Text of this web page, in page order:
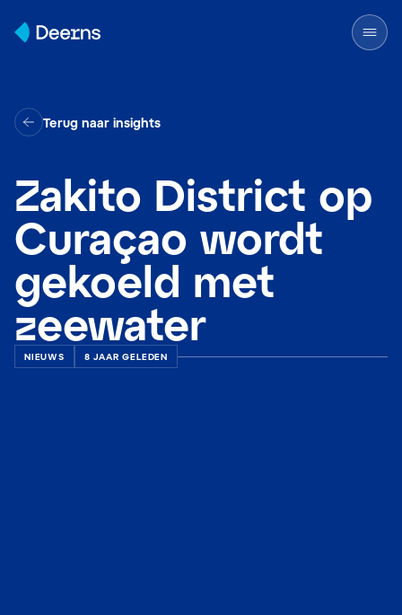
Terug naar insights
Zakito District op
Curaçao wordt
gekoeld met
zeewater
NIEUWS 8 JAAR GELEDEN